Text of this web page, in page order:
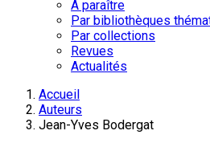
À paraître
Par bibliothèques
Par collections
Revues
Actualités
Accueil
Auteurs
Jean-Yves Bodergat